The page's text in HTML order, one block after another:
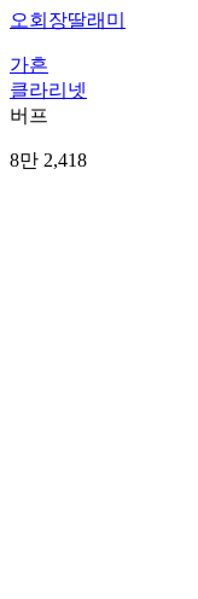
오회장딸래미
가흔
클라리넷
버프
8만 2,418